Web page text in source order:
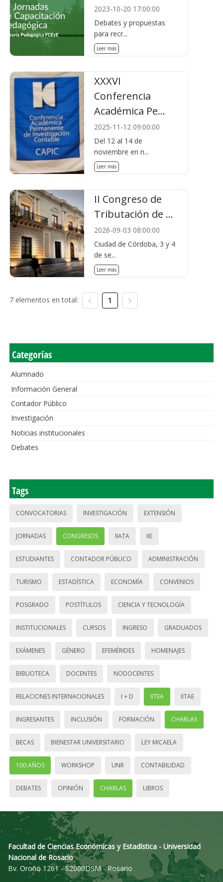
2023-10-20 17:00:00
Debates y propuestas
para recr...
Leer más
XXXVI
Conferencia
Académica Pe...
2025-11-12 09:00:00
Del 12 al 14 de
noviembre en n...
Leer más
II Congreso de
Tributación de ...
2026-09-03 08:00:00
Ciudad de Córdoba, 3 y 4
de se...
Leer más
7 elementos en total: 1
Categorías
Alumnado
Información General
Contador Público
Investigación
Noticias institucionales
Debates
Tags
CONVOCATORIAS INVESTIGACIÓN EXTENSIÓN
JORNADAS CONGRESOS IIATA IIE
ESTUDIANTES CONTADOR PÚBLICO ADMINISTRACIÓN
TURISMO ESTADÍSTICA ECONOMÍA CONVENIOS
POSGRADO POSTÍTULOS CIENCIA Y TECNOLOGÍA
INSTITUCIONALES CURSOS INGRESO GRADUADOS
EXÁMENES GÉNERO EFEMÉRIDES HOMENAJES
BIBLIOTECA DOCENTES NODOCENTES
RELACIONES INTERNACIONALES I + D IITEA IITAE
INGRESANTES INCLUSIÓN FORMACIÓN CHARLAS
BECAS BIENESTAR UNIVERSITARIO LEY MICAELA
100 AÑOS WORKSHOP UNR CONTABILIDAD
DEBATES OPINIÓN CHARLAS LIBROS
Facultad de Ciencias Económicas y Estadística - Universidad
Nacional de Rosario
Bv. Oroño 1261 - S2000DSM - Rosario